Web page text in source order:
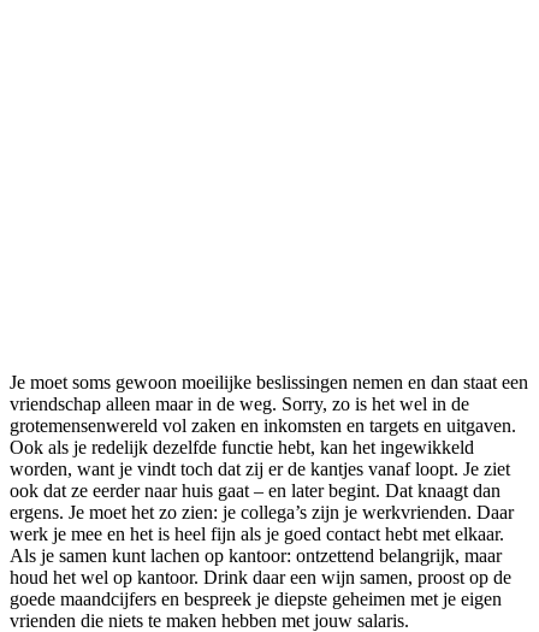
Je moet soms gewoon moeilijke beslissingen nemen en dan staat een
vriendschap alleen maar in de weg. Sorry, zo is het wel in de
grotemensenwereld vol zaken en inkomsten en targets en uitgaven.
Ook als je redelijk dezelfde functie hebt, kan het ingewikkeld
worden, want je vindt toch dat zij er de kantjes vanaf loopt. Je ziet
ook dat ze eerder naar huis gaat – en later begint. Dat knaagt dan
ergens. Je moet het zo zien: je collega’s zijn je werkvrienden. Daar
werk je mee en het is heel fijn als je goed contact hebt met elkaar.
Als je samen kunt lachen op kantoor: ontzettend belangrijk, maar
houd het wel op kantoor. Drink daar een wijn samen, proost op de
goede maandcijfers en bespreek je diepste geheimen met je eigen
vrienden die niets te maken hebben met jouw salaris.